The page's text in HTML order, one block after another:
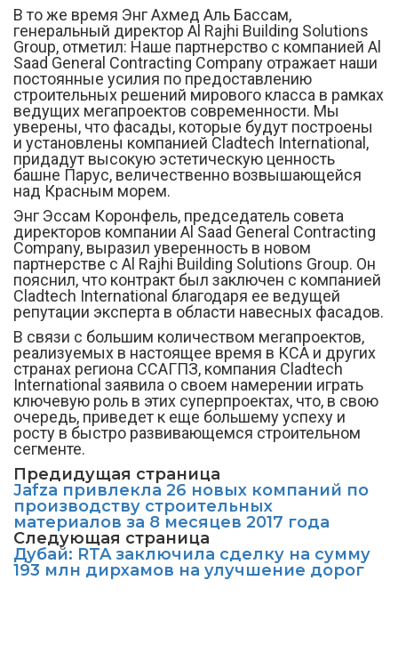
В то же время Энг Ахмед Аль Бассам,
генеральный директор Al Rajhi Building Solutions
Group, отметил: Наше партнерство с компанией Al
Saad General Contracting Company отражает наши
постоянные усилия по предоставлению
строительных решений мирового класса в рамках
ведущих мегапроектов современности. Мы
уверены, что фасады, которые будут построены
и установлены компанией Cladtech International,
придадут высокую эстетическую ценность
башне Парус, величественно возвышающейся
над Красным морем.
Энг Эссам Коронфель, председатель совета
директоров компании Al Saad General Contracting
Company, выразил уверенность в новом
партнерстве с Al Rajhi Building Solutions Group. Он
пояснил, что контракт был заключен с компанией
Cladtech International благодаря ее ведущей
репутации эксперта в области навесных фасадов.
В связи с большим количеством мегапроектов,
реализуемых в настоящее время в КСА и других
странах региона ССАГПЗ, компания Cladtech
International заявила о своем намерении играть
ключевую роль в этих суперпроектах, что, в свою
очередь, приведет к еще большему успеху и
росту в быстро развивающемся строительном
сегменте.
Предидущая страница
Jafza привлекла 26 новых компаний по
производству строительных
материалов за 8 месяцев 2017 года
Следующая страница
Дубай: RTA заключила сделку на сумму
193 млн дирхамов на улучшение дорог